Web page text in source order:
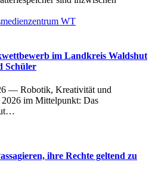
im Landkreis Waldshut
Schüler
— Robotik, Kreativität und
2026 im Mittelpunkt: Das
ihre Rechte geltend zu